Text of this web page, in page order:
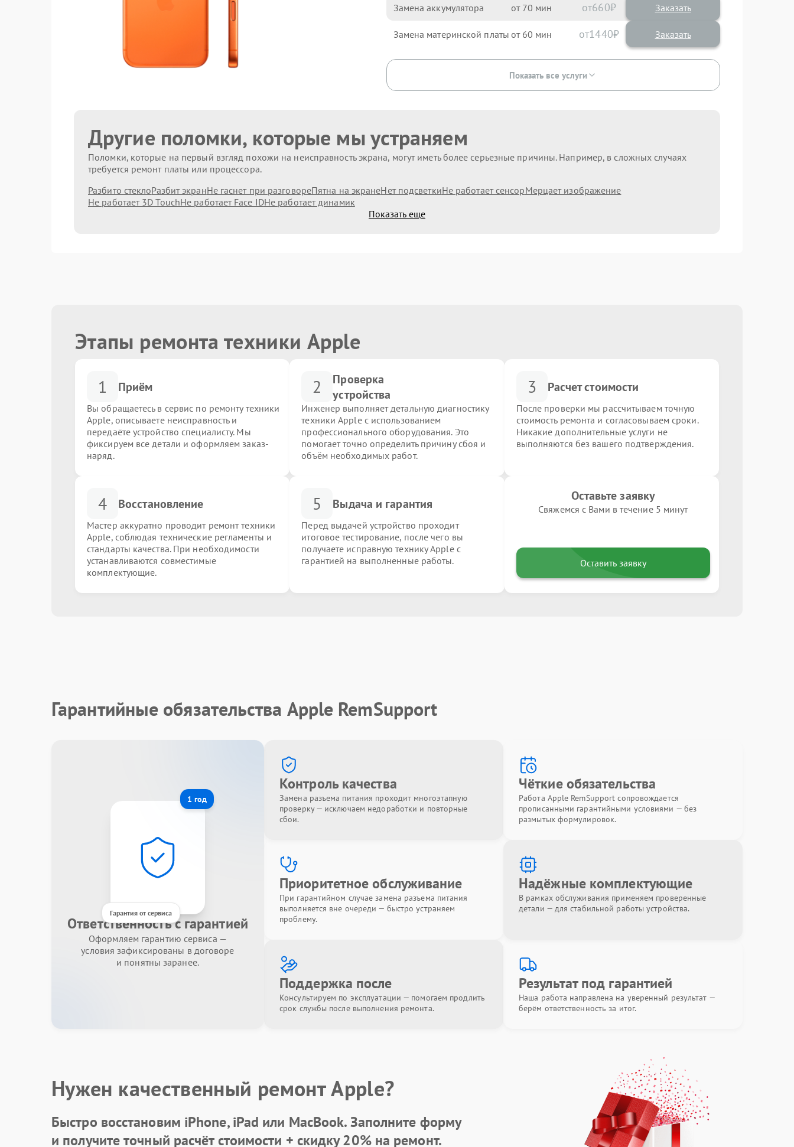
Замена аккумулятора 70 660
Замена материнской платы 60 1440
Показать все услуги
Другие поломки, которые мы устраняем
Поломки, которые на первый взгляд похожи на неисправность экрана, могут иметь более серьезные причины. Например, в сложных случаях
требуется ремонт платы или процессора.
Разбито стеклоРазбит экранНе гаснет при разговореПятна на экранеНет подсветкиНе работает сенсорМерцает изображение
Не работает 3D TouchНе работает Face IDНе работает динамик
Показать еще
Этапы ремонта техники Apple
1 Приём
Вы обращаетесь в сервис по ремонту техники
Apple, описываете неисправность и
передаёте устройство специалисту. Мы
фиксируем все детали и оформляем заказ-
наряд.
2
Проверка
устройства
Инженер выполняет детальную диагностику
техники Apple с использованием
профессионального оборудования. Это
помогает точно определить причину сбоя и
объём необходимых работ.
3 Расчет стоимости
После проверки мы рассчитываем точную
стоимость ремонта и согласовываем сроки.
Никакие дополнительные услуги не
выполняются без вашего подтверждения.
4 Восстановление
Мастер аккуратно проводит ремонт техники
Apple, соблюдая технические регламенты и
стандарты качества. При необходимости
устанавливаются совместимые
комплектующие.
5 Выдача и гарантия
Перед выдачей устройство проходит
итоговое тестирование, после чего вы
получаете исправную технику Apple с
гарантией на выполненные работы.
Оставьте заявку
Свяжемся с Вами в течение 5 минут
Оставить заявку
Гарантийные обязательства Apple RemSupport
1 год
Гарантия от сервиса
Ответственность с гарантией
Оформляем гарантию сервиса —
условия зафиксированы в договоре
и понятны заранее.
Контроль качества
Замена разъема питания проходит многоэтапную
проверку — исключаем недоработки и повторные
сбои.
Чёткие обязательства
Работа Apple RemSupport сопровождается
прописанными гарантийными условиями — без
размытых формулировок.
Приоритетное обслуживание
При гарантийном случае замена разъема питания
выполняется вне очереди — быстро устраняем
проблему.
Надёжные комплектующие
В рамках обслуживания применяем проверенные
детали — для стабильной работы устройства.
Поддержка после
Консультируем по эксплуатации — помогаем продлить
срок службы после выполнения ремонта.
Результат под гарантией
Наша работа направлена на уверенный результат —
берём ответственность за итог.
Нужен качественный ремонт Apple?
Быстро восстановим iPhone, iPad или MacBook.Заполните форму
и получите точный расчёт стоимости + скидку 20%на ремонт.